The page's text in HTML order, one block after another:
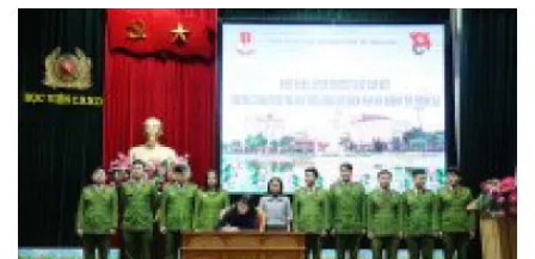
khoá D44 chuẩn bị tham gia chương trình thực hành chính
trị - xã hội tại địa phương.